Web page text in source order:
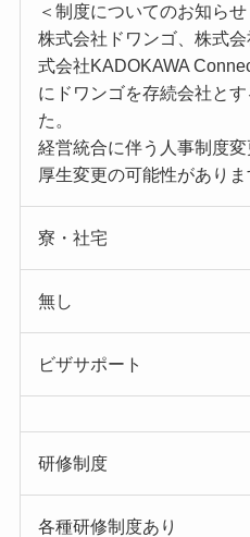
＜制度についてのお知らせ
株式会社ドワンゴ、株式
式会社KADOKAWA
にドワンゴを存続会社と
た。
経営統合に伴う人事制度
厚生変更の可能性がありま
寮・社宅
無し
ビザサポート
研修制度
各種研修制度あり